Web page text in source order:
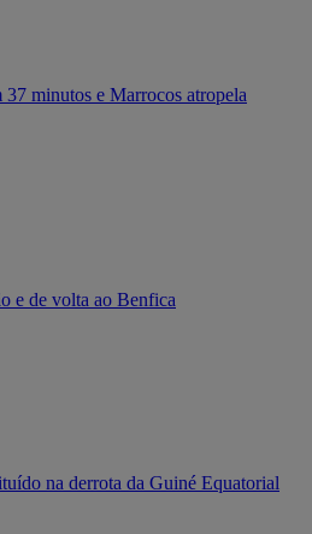
minutos e Marrocos atropela
e de volta ao Benfica
na derrota da Guiné Equatorial